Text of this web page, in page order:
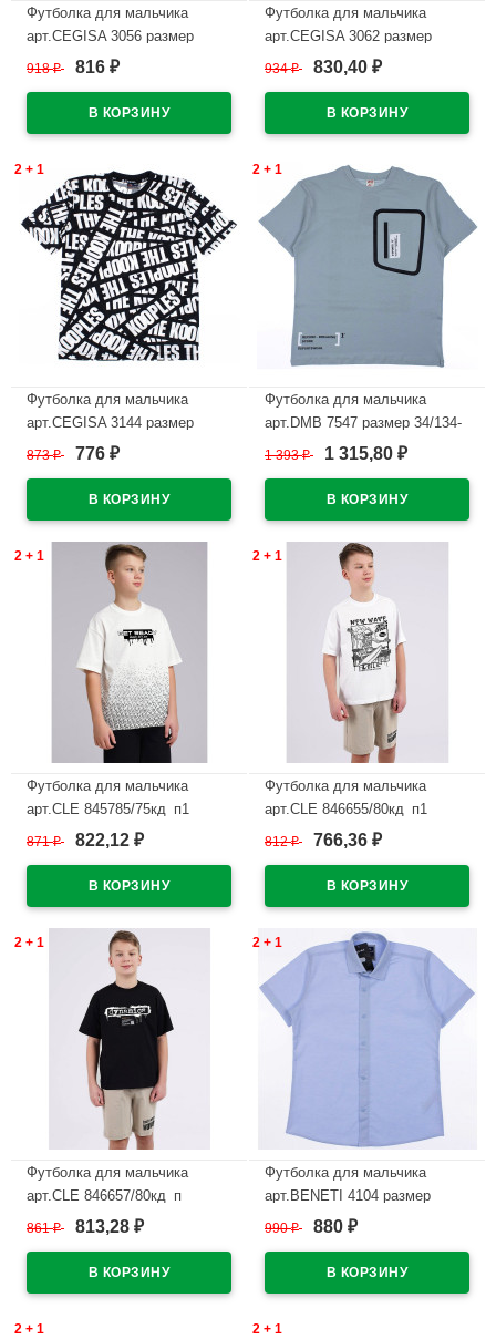
Футболка для мальчика
арт.CEGISA 3056 размер
30/116-34/134 цвет серый
918₽ 816 ₽
Футболка для мальчика
арт.CEGISA 3062 размер
30/116-34/134 цвет черный
934₽ 830,40 ₽
2 + 1
Футболка для мальчика
арт.CEGISA 3144 размер
30/116-34/134 цвет черный с
873₽ 776 ₽
2 + 1
Футболка для мальчика
арт.DMB 7547 размер 34/134-
44/164 цвет серо-голубой
1 393₽ 1 315,80 ₽
2 + 1
Футболка для мальчика
арт.CLE 845785/75кд_п1
размер 34/134-42/158 цвет
871₽ 822,12 ₽
2 + 1
Футболка для мальчика
арт.CLE 846655/80кд_п1
размер 34/134-42/158 цвет
812₽ 766,36 ₽
2 + 1
Футболка для мальчика
арт.CLE 846657/80кд_п
размер 34/134-42/158 цвет
861₽ 813,28 ₽
2 + 1
Футболка для мальчика
арт.BENETI 4104 размер
36/140-44/164 цвет джинсовый
990₽ 880 ₽
2 + 1 2 + 1